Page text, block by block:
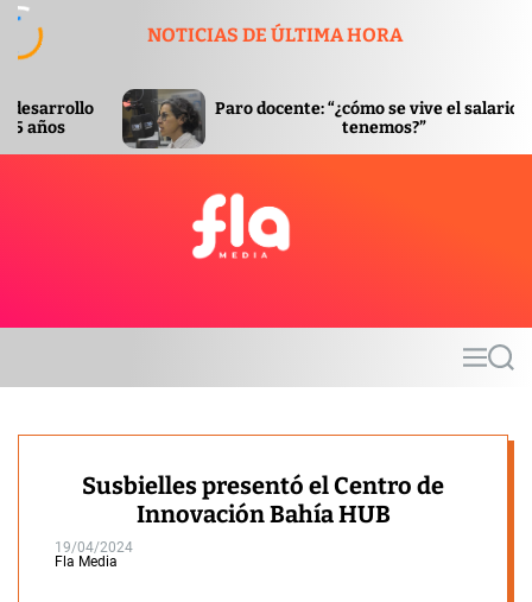
t
NOTICIAS DE ÚLTIMA HORA
Paro docente: “¿cómo se vive el salario que
tenemos?”
a
MS
Susbielles presentó el Centro de
Innovación Bahía HUB
19/04/2024
Fla Media